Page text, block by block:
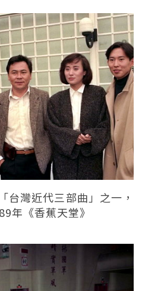
台灣近代三部曲」之一，
年《香蕉天堂》